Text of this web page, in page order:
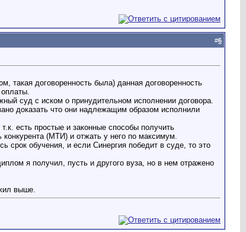
#6
такая договоренность была) данная договоренность
суд с иском о принудительном исполнении договора.
доказать что они надлежащим образом исполнили
есть простые и законные способы получить
(МТИ) и отжать у него по максимум.
срок обучения, и если Синергия победит в суде, то это
я получил, пусть и другого вуза, но в нем отражено
выше.